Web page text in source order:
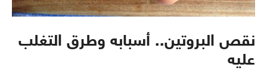
نقص البروتين.. أسبابه وطرق التغلب
عليه